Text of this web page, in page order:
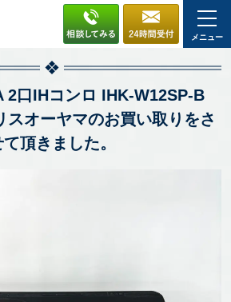
メニュー
2口IHコンロ IHK-W12SP-B
スオーヤマのお買い取りをさ
頂きました。